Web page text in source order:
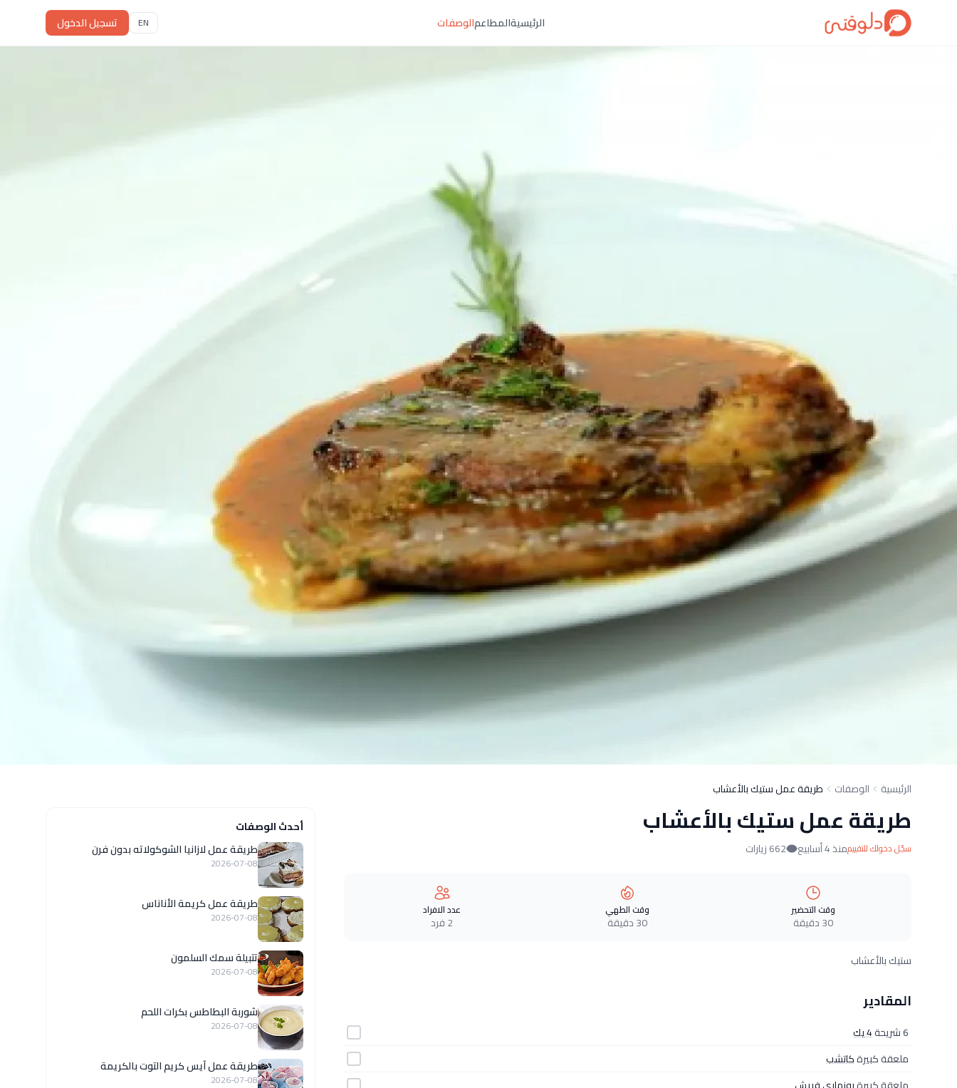
الرئيسيةالمطاعمالوصفات EN تسجيل الدخول
الرئيسية الوصفات طريقة عمل ستيك بالأعشاب
طريقة عمل ستيك بالأعشاب
سجّل دخولك للتقييممنذ 4 أسابيع 662 زيارات
وقت التحضير
30 دقيقة
وقت الطهي
30 دقيقة
عدد الافراد
2 فرد
ستيك بالأعشاب
المقادير
6 شريحة
4 يك
ملعقة كبيرةكاتشب
أحدث الوصفات
طريقة عمل لازانيا الشوكولاته بدون فرن
2026-07-08
طريقة عمل كريمة الأناناس
2026-07-08
تتبيلة سمك السلمون
2026-07-08
شوربة البطاطس بكرات اللحم
2026-07-08
طريقة عمل آيس كريم التوت بالكريمة
2026-07-08